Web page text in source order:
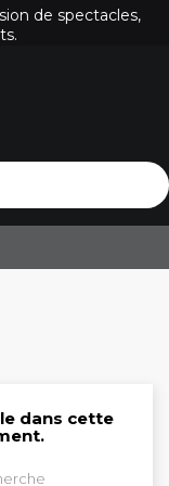
de spectacles,
dans cette